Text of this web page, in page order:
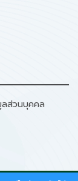
ลส่วนบุคคล